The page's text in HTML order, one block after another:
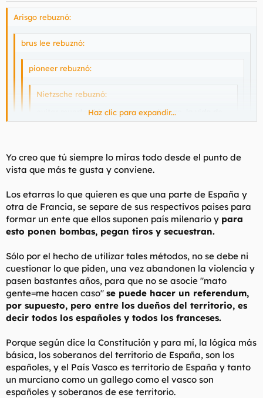
Arisgo rebuznó:
brus lee rebuznó:
pioneer rebuznó:
Nietzsche rebuznó:
evitar muertes bien merece un dialogo, la vida de
una persona vale más que todo lo material de éste
No me parece que este sea un buen razonamiento.
Llevado al extremo significa ceder ante el chantaje
concede la independencia a euskadi...si al dia sigiente
apareciera un grupo terrorista que pretendiese la
anexion de euskadi poniendo bombas, ¿tambien
deberiamos ceder ante ese chantaje?
Haz clic para expandir...
Exactamente. Esa es la clave de este mal llamado proceso.
NO, esa no es la clave, es la mayor chorrada que gira en torno
Primero, los etarras solo hablaran de sus presos y condiciones,
en la puta vida de politica.
ella la excusa tan manida por los constitucionalistas aka
nacionalistas españoles para no abordar DEMOCRATICAMENTE
el conflicto politico eneuskadi, que no es otro que mas del 50%
no quiere pertenecer a españa. Nada desdeñable, bajo mi
punto de vista.
No tergiverseis, no hagais el jueguito a los peperos.
Haz clic para expandir...
Yo creo que tú siempre lo miras todo desde el punto de
vista que más te gusta y conviene.
Los etarras lo que quieren es que una parte de España y
otra de Francia, se separe de sus respectivos paises para
formar un ente que ellos suponen país milenario y para
esto ponen bombas, pegan tiros y secuestran.
Sólo por el hecho de utilizar tales métodos, no se debe ni
cuestionar lo que piden, una vez abandonen la violencia y
pasen bastantes años, para que no se asocie "mato
gente=me hacen caso" se puede hacer un referendum,
por supuesto, pero entre los dueños del territorio, es
decir todos los españoles y todos los franceses.
Porque según dice la Constitución y para mí, la lógica más
básica, los soberanos del territorio de España, son los
españoles, y el País Vasco es territorio de España y tanto
un murciano como un gallego como el vasco son
españoles y soberanos de ese territorio.